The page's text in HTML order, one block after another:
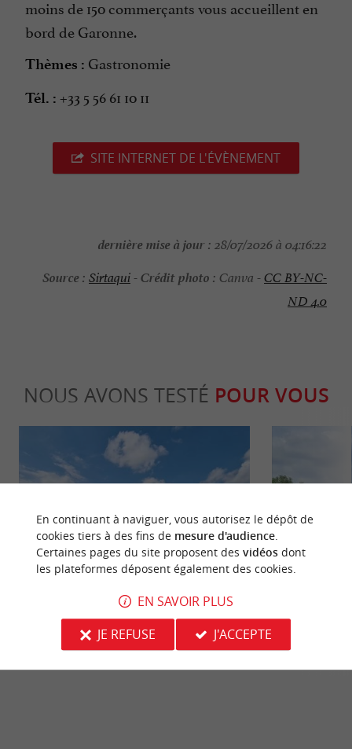
moins de 150 commerçants vous accueillent en
bord de Garonne.
Thèmes : Gastronomie
Tél. : +33 5 56 61 10 11
SITE INTERNET DE L'ÉVÈNEMENT
dernière mise à jour : 28/07/2026 à 04:16:22
Source : Sirtaqui-Crédit photo : Canva -CC BY-NC-
ND 4.0
NOUS AVONS TESTÉ POUR VOUS
Top 10 des choses à faire dans l’Entre-
Deux-Mers
112 m - La Réole
Séjours / Weekend
flanc de
En continuant à naviguer, vous autorisez le dépôt de
cookies tiers à des fins de mesure d'audience.
Certaines pages du site proposent des vidéosdont
les plateformes déposent également des cookies.
EN SAVOIR PLUS
JE REFUSE
J'ACCEPTE